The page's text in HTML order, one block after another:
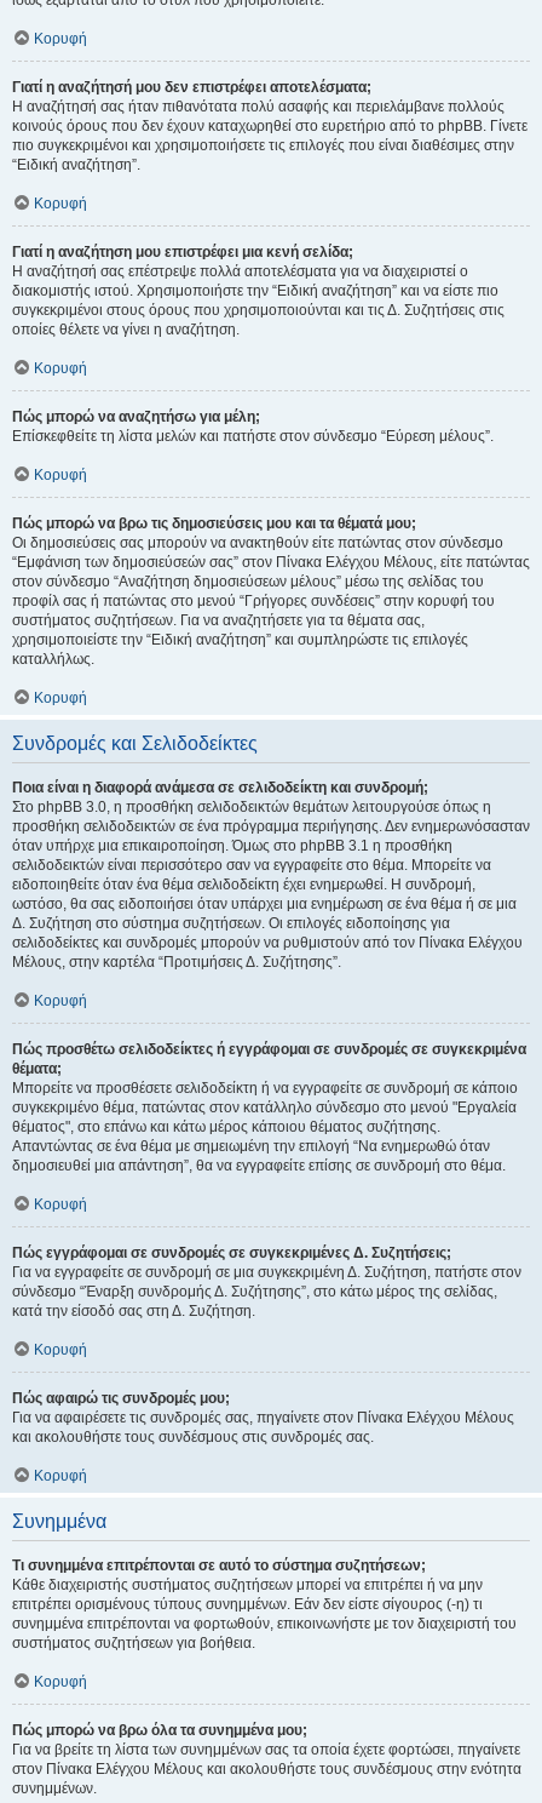
Κορυφή
Γιατί η αναζήτησή μου δεν επιστρέφει αποτελέσματα;
Η αναζήτησή σας ήταν πιθανότατα πολύ ασαφής και περιελάμβανε πολλούς
κοινούς όρους που δεν έχουν καταχωρηθεί στο ευρετήριο από το phpBB. Γίνετε
πιο συγκεκριμένοι και χρησιμοποιήσετε τις επιλογές που είναι διαθέσιμες στην
“Ειδική αναζήτηση”.
Κορυφή
Γιατί η αναζήτηση μου επιστρέφει μια κενή σελίδα;
Η αναζήτησή σας επέστρεψε πολλά αποτελέσματα για να διαχειριστεί ο
διακομιστής ιστού. Χρησιμοποιήστε την “Ειδική αναζήτηση” και να είστε πιο
συγκεκριμένοι στους όρους που χρησιμοποιούνται και τις Δ. Συζητήσεις στις
οποίες θέλετε να γίνει η αναζήτηση.
Κορυφή
Πώς μπορώ να αναζητήσω για μέλη;
Επίσκεφθείτε τη λίστα μελών και πατήστε στον σύνδεσμο “Εύρεση μέλους”.
Κορυφή
Πώς μπορώ να βρω τις δημοσιεύσεις μου και τα θέματά μου;
Οι δημοσιεύσεις σας μπορούν να ανακτηθούν είτε πατώντας στον σύνδεσμο
“Εμφάνιση των δημοσιεύσεών σας” στον Πίνακα Ελέγχου Μέλους, είτε πατώντας
στον σύνδεσμο “Αναζήτηση δημοσιεύσεων μέλους” μέσω της σελίδας του
προφίλ σας ή πατώντας στο μενού “Γρήγορες συνδέσεις” στην κορυφή του
συστήματος συζητήσεων. Για να αναζητήσετε για τα θέματα σας,
χρησιμοποιείστε την “Ειδική αναζήτηση” και συμπληρώστε τις επιλογές
καταλλήλως.
Κορυφή
Συνδρομές και Σελιδοδείκτες
Ποια είναι η διαφορά ανάμεσα σε σελιδοδείκτη και συνδρομή;
Στο phpBB 3.0, η προσθήκη σελιδοδεικτών θεμάτων λειτουργούσε όπως η
προσθήκη σελιδοδεικτών σε ένα πρόγραμμα περιήγησης. Δεν ενημερωνόσασταν
όταν υπήρχε μια επικαιροποίηση. Όμως στο phpBB 3.1 η προσθήκη
σελιδοδεικτών είναι περισσότερο σαν να εγγραφείτε στο θέμα. Μπορείτε να
ειδοποιηθείτε όταν ένα θέμα σελιδοδείκτη έχει ενημερωθεί. Η συνδρομή,
ωστόσο, θα σας ειδοποιήσει όταν υπάρχει μια ενημέρωση σε ένα θέμα ή σε μια
Δ. Συζήτηση στο σύστημα συζητήσεων. Οι επιλογές ειδοποίησης για
σελιδοδείκτες και συνδρομές μπορούν να ρυθμιστούν από τον Πίνακα Ελέγχου
Μέλους, στην καρτέλα “Προτιμήσεις Δ. Συζήτησης”.
Κορυφή
Πώς προσθέτω σελιδοδείκτες ή εγγράφομαι σε συνδρομές σε συγκεκριμένα
θέματα;
Μπορείτε να προσθέσετε σελιδοδείκτη ή να εγγραφείτε σε συνδρομή σε κάποιο
συγκεκριμένο θέμα, πατώντας στον κατάλληλο σύνδεσμο στο μενού "Εργαλεία
θέματος", στο επάνω και κάτω μέρος κάποιου θέματος συζήτησης.
Απαντώντας σε ένα θέμα με σημειωμένη την επιλογή “Να ενημερωθώ όταν
δημοσιευθεί μια απάντηση”, θα να εγγραφείτε επίσης σε συνδρομή στο θέμα.
Κορυφή
Πώς εγγράφομαι σε συνδρομές σε συγκεκριμένες Δ. Συζητήσεις;
Για να εγγραφείτε σε συνδρομή σε μια συγκεκριμένη Δ. Συζήτηση, πατήστε στον
σύνδεσμο “Έναρξη συνδρομής Δ. Συζήτησης”, στο κάτω μέρος της σελίδας,
κατά την είσοδό σας στη Δ. Συζήτηση.
Κορυφή
Πώς αφαιρώ τις συνδρομές μου;
Για να αφαιρέσετε τις συνδρομές σας, πηγαίνετε στον Πίνακα Ελέγχου Μέλους
και ακολουθήστε τους συνδέσμους στις συνδρομές σας.
Κορυφή
Συνημμένα
Τι συνημμένα επιτρέπονται σε αυτό το σύστημα συζητήσεων;
Κάθε διαχειριστής συστήματος συζητήσεων μπορεί να επιτρέπει ή να μην
επιτρέπει ορισμένους τύπους συνημμένων. Εάν δεν είστε σίγουρος (-η) τι
συνημμένα επιτρέπονται να φορτωθούν, επικοινωνήστε με τον διαχειριστή του
συστήματος συζητήσεων για βοήθεια.
Κορυφή
Πώς μπορώ να βρω όλα τα συνημμένα μου;
Για να βρείτε τη λίστα των συνημμένων σας τα οποία έχετε φορτώσει, πηγαίνετε
στον Πίνακα Ελέγχου Μέλους και ακολουθήστε τους συνδέσμους στην ενότητα
συνημμένων.